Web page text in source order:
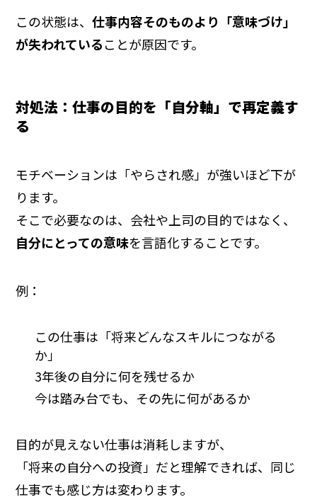
この状態は、仕事内容そのものより「意味づけ」
が失われていることが原因です。
対処法：仕事の目的を「自分軸」で再定義す
る
モチベーションは「やらされ感」が強いほど下が
ります。
そこで必要なのは、会社や上司の目的ではなく、
自分にとっての意味を言語化することです。
例：
この仕事は「将来どんなスキルにつながる
か」
3年後の自分に何を残せるか
今は踏み台でも、その先に何があるか
目的が見えない仕事は消耗しますが、
「将来の自分への投資」だと理解できれば、同じ
仕事でも感じ方は変わります。